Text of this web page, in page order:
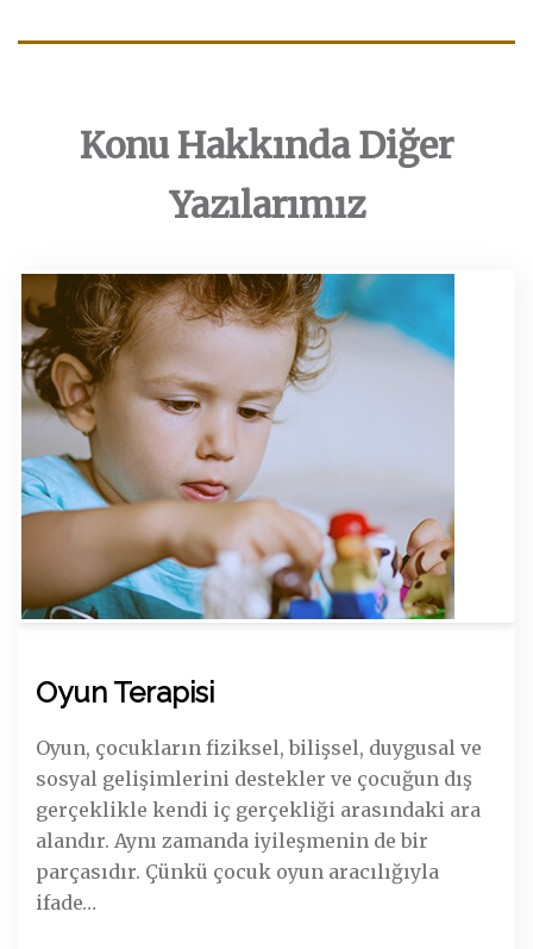
Konu Hakkında Diğer
Yazılarımız
Oyun Terapisi
Oyun, çocukların fiziksel, bilişsel, duygusal ve
sosyal gelişimlerini destekler ve çocuğun dış
gerçeklikle kendi iç gerçekliği arasındaki ara
alandır. Aynı zamanda iyileşmenin de bir
parçasıdır. Çünkü çocuk oyun aracılığıyla
ifade…